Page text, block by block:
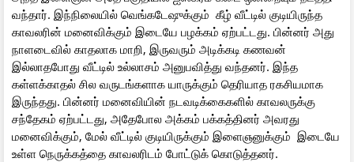
வந்தார். இந்நிலையில் வெங்கடேஷுக்கும் கீழ் வீட்டில் குடியிருந்த
காவலரின் மனைவிக்கும் இடையே பழக்கம் ஏற்பட்டது. பின்னர் அது
நாளடைவில் காதலாக மாறி, இருவரும் அடிக்கடி கணவன்
இல்லாதபோது வீட்டில் உல்லாசம் அனுபவித்து வந்தனர். இந்த
கள்ளக்காதல் சில வருடங்களாக யாருக்கும் தெரியாத ரகசியமாக
இருந்தது. பின்னர் மனைவியின் நடவடிக்கைகளில் காவலருக்கு
சந்தேகம் ஏற்பட்டது, அதேபோல அக்கம் பக்கத்தினர் அவரது
மனைவிக்கும், மேல் வீட்டில் குடியிருக்கும் இளைஞனுக்கும் இடையே
உள்ள நெருக்கத்தை காவலரிடம் போட்டுக் கொடுத்தனர்.